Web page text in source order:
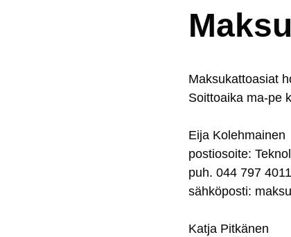
Mak­su­kat­toa­siat
Soit­toai­ka ma-pe
Ei­ja Ko­leh­mai­nen
pos­tio­soi­te:
puh. 044 797 4011
säh­kö­pos­ti:
Kat­ja Pit­kä­nen